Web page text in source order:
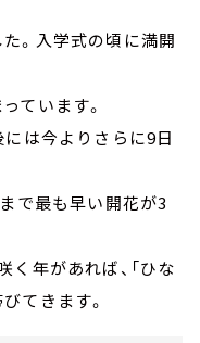
。入学式の頃に満開
ています。
は今よりさらに9日
で最も早い開花が3
年があれば、「ひな
てきます。